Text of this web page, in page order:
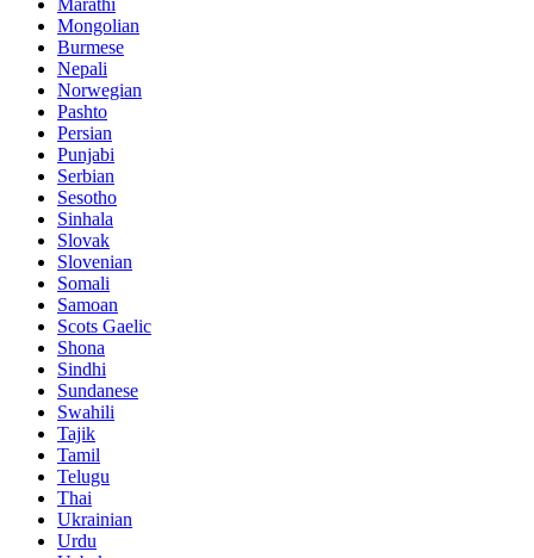
Marathi
Mongolian
Burmese
Nepali
Norwegian
Pashto
Persian
Punjabi
Serbian
Sesotho
Sinhala
Slovak
Slovenian
Somali
Samoan
Scots Gaelic
Shona
Sindhi
Sundanese
Swahili
Tajik
Tamil
Telugu
Thai
Ukrainian
Urdu